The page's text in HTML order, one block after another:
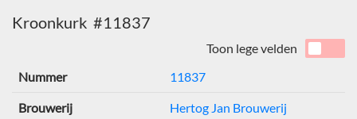
Kroonkurk #11837
Toon lege velden
Nummer
11837
Brouwerij Hertog Jan Brouwerij